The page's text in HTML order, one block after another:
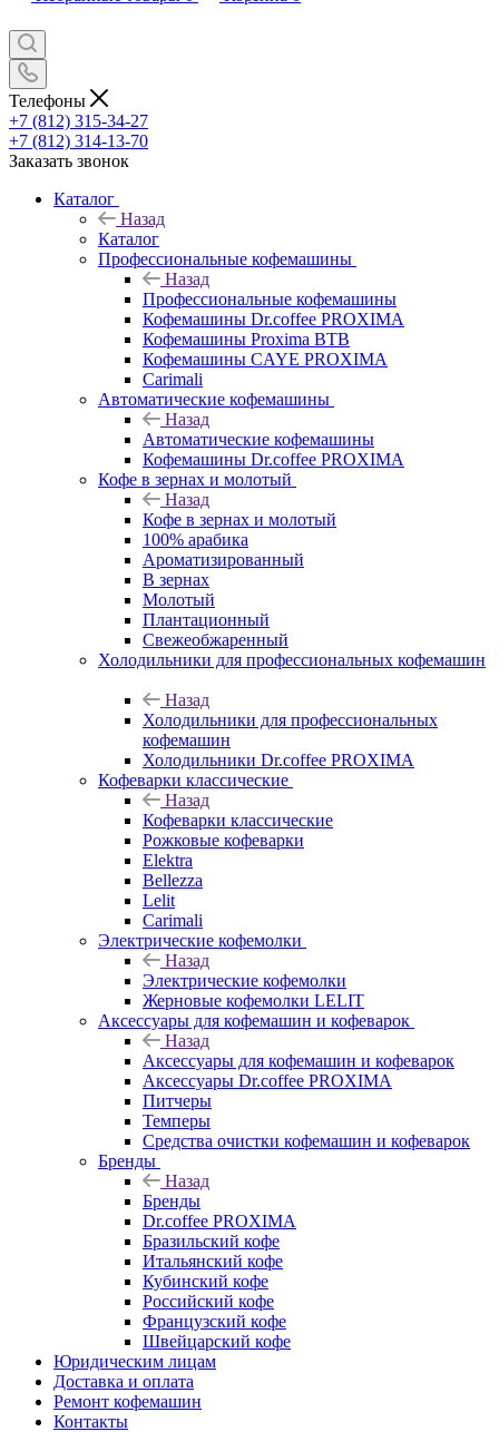
Телефоны
+7 (812) 315-34-27
+7 (812) 314-13-70
Заказать звонок
Каталог
Назад
Каталог
Профессиональные кофемашины
Назад
Профессиональные кофемашины
Кофемашины Dr.coffee PROXIMA
Кофемашины Proxima BTB
Кофемашины CAYE PROXIMA
Carimali
Автоматические кофемашины
Назад
Автоматические кофемашины
Кофемашины Dr.coffee PROXIMA
Кофе в зернах и молотый
Назад
Кофе в зернах и молотый
100% арабика
Ароматизированный
В зернах
Молотый
Плантационный
Свежеобжаренный
Холодильники для профессиональных кофемашин
Назад
Холодильники для профессиональных
кофемашин
Холодильники Dr.coffee PROXIMA
Кофеварки классические
Назад
Кофеварки классические
Рожковые кофеварки
Elektra
Bellezza
Lelit
Carimali
Электрические кофемолки
Назад
Электрические кофемолки
Жерновые кофемолки LELIT
Аксессуары для кофемашин и кофеварок
Назад
Аксессуары для кофемашин и кофеварок
Аксессуары Dr.coffee PROXIMA
Питчеры
Темперы
Средства очистки кофемашин и кофеварок
Бренды
Назад
Бренды
Dr.coffee PROXIMA
Бразильский кофе
Итальянский кофе
Кубинский кофе
Российский кофе
Французский кофе
Швейцарский кофе
Юридическим лицам
Доставка и оплата
Ремонт кофемашин
Контакты